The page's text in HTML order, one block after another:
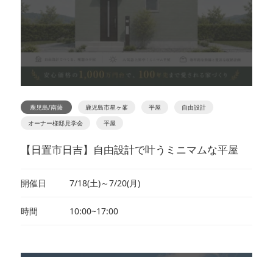
鹿児島/南薩 鹿児島市星ヶ峯 平屋
自由設計
オーナー様邸見学会
平屋
【日置市日吉】自由設計で叶うミニマムな平屋
開催日 7/18(土)～7/20(月)
時間 10:00~17:00